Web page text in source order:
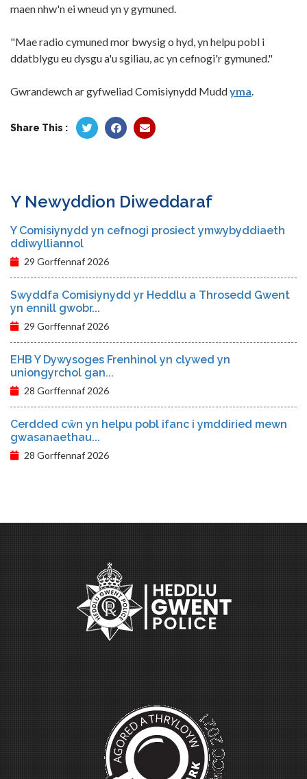
maen nhw'n ei wneud yn y gymuned.
"Mae radio cymuned mor bwysig o hyd, yn helpu pobl i
ddatblygu eu dysgu a'u sgiliau, ac yn cefnogi'r gymuned."
Gwrandewch ar gyfweliad Comisiynydd Muddyma.
Share This :
Y Newyddion Diweddaraf
Y Comisiynydd yn cefnogi prosiect ymwybyddiaeth
ddiwylliannol
29 Gorffennaf 2026
Swyddfa Comisiynydd yr Heddlu a Throsedd Gwent
yn ennill gwobr...
29 Gorffennaf 2026
EHB Y Dywysoges Frenhinol yn clywed yn
uniongyrchol gan...
28 Gorffennaf 2026
Cerdded cŵn yn helpu pobl ifanc i ymddiried mewn
gwasanaethau...
28 Gorffennaf 2026